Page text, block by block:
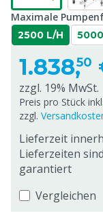
Maximale
2500 L/H
1.838,50
zzgl. 19% MwSt.
Preis pro Stück
zzgl.
Lieferzeit
Lieferzeiten
garantiert
Vergleichen